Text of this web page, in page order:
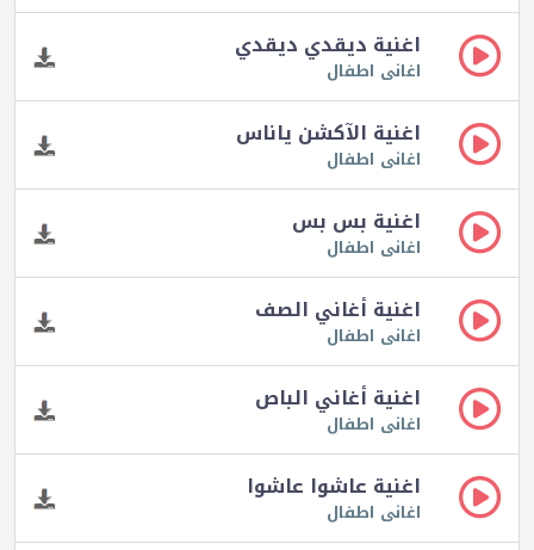
اغنية ديقدي ديقدي
اغانى اطفال
اغنية الآكشن ياناس
اغانى اطفال
اغنية بس بس
اغانى اطفال
اغنية أغاني الصف
اغانى اطفال
اغنية أغاني الباص
اغانى اطفال
اغنية عاشوا عاشوا
اغانى اطفال